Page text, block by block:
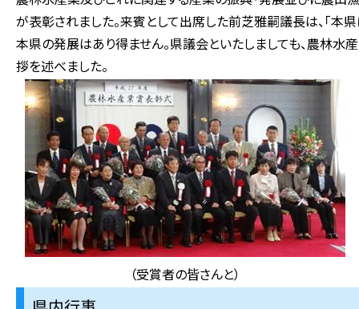
が表彰されました。来賓として出席した前芝雅嗣議長は、「
本県の発展はあり得ません。県議会といたしましても、農林水
拶を述べました。
（受賞者の皆さんと）